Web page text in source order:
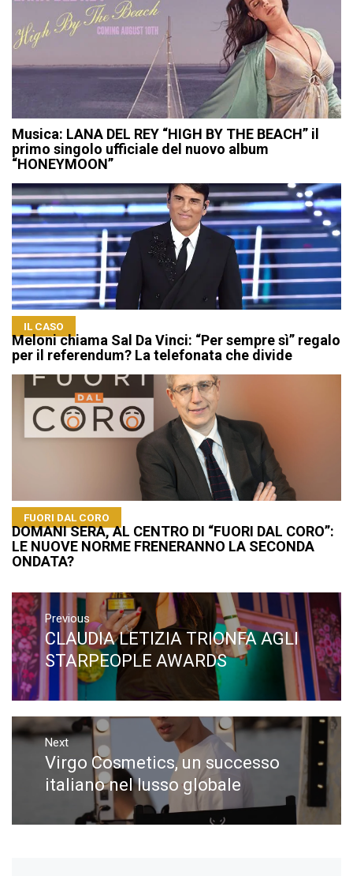
Musica: LANA DEL REY “HIGH BY THE BEACH” il
primo singolo ufficiale del nuovo album
“HONEYMOON”
IL CASO
Meloni chiama Sal Da Vinci: “Per sempre sì” regalo
per il referendum? La telefonata che divide
FUORI DAL CORO
DOMANI SERA, AL CENTRO DI “FUORI DAL CORO”:
LE NUOVE NORME FRENERANNO LA SECONDA
ONDATA?
Navigazione
articoli
Previous
Previous
post:
CLAUDIA LETIZIA TRIONFA AGLI
STARPEOPLE AWARDS
Next
Next
post:
Virgo Cosmetics, un successo
italiano nel lusso globale